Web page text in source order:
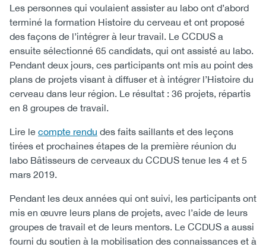
Les personnes qui voulaient assister au labo ont d’abord
terminé la formation Histoire du cerveau et ont proposé
des façons de l’intégrer à leur travail. Le CCDUS a
ensuite sélectionné 65 candidats, qui ont assisté au labo.
Pendant deux jours, ces participants ont mis au point des
plans de projets visant à diffuser et à intégrer l’Histoire du
cerveau dans leur région. Le résultat : 36 projets, répartis
en 8 groupes de travail.
Lire le compte rendu des faits saillants et des leçons
tirées et prochaines étapes de la première réunion du
labo Bâtisseurs de cerveaux du CCDUS tenue les 4 et 5
mars 2019.
Pendant les deux années qui ont suivi, les participants ont
mis en œuvre leurs plans de projets, avec l’aide de leurs
groupes de travail et de leurs mentors. Le CCDUS a aussi
fourni du soutien à la mobilisation des connaissances et à